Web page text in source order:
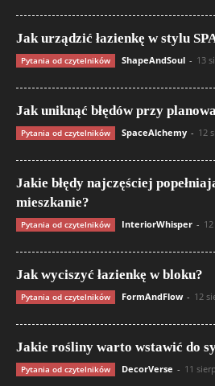
Jak urządzić łazienkę w stylu
Pytania od czytelników ShapeAndSoul - 13
Jak uniknąć błędów przy
Pytania od czytelników SpaceAlchemy - 12
Jakie błędy najczęściej
mieszkanie?
Pytania od czytelników InteriorWhisper -
Jak wyciszyć łazienkę w bloku?
Pytania od czytelników FormAndFlow - 12
Jakie rośliny warto wstawić do
Pytania od czytelników DecorVerse - 11